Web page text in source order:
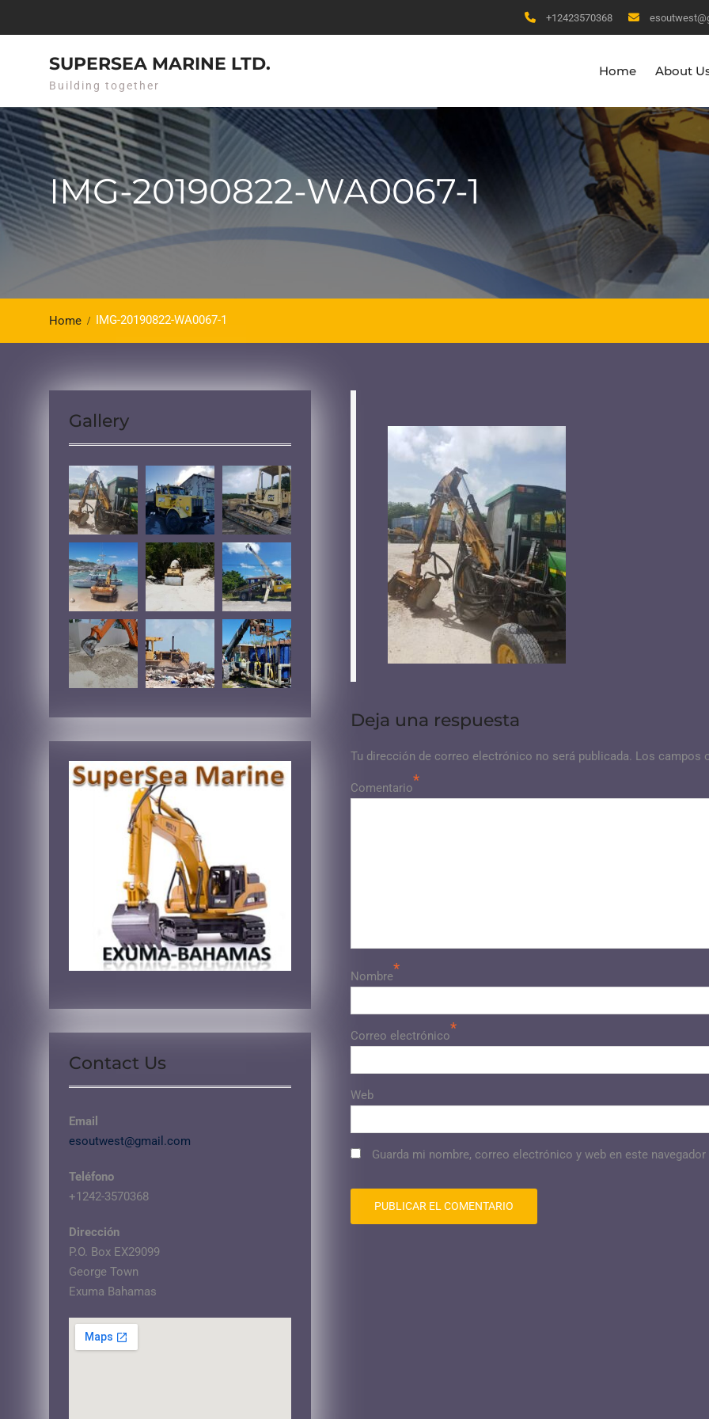
+12423570368
SUPERSEA MARINE LTD.
Building together
Home About
IMG-20190822-WA0067-1
Home IMG-20190822-WA0067-1
Deja una respuesta
Tu dirección de correo electrónico no será publicada. Los campos
Comentario*
Nombre*
Correo electrónico*
Web
Guarda mi nombre, correo electrónico y web en este
Gallery
Contact Us
Email
esoutwest@gmail.com
Teléfono
+1242-3570368
Dirección
P.O. Box EX29099
George Town
Exuma Bahamas